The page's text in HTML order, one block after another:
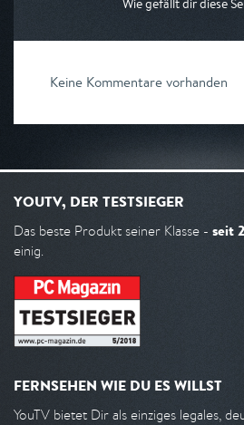
Wie gefällt dir diese
Keine Kommentare vorhanden
YOUTV, DER TESTSIEGER
Das beste Produkt seiner Klasse - seit
einig.
FERNSEHEN WIE DU ES WILLST
YouTV bietet Dir als einziges legales,